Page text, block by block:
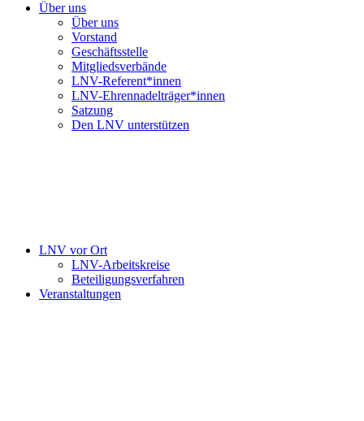
Über uns
Über uns
Vorstand
Geschäftsstelle
Mitgliedsverbände
LNV-Referent*innen
LNV-Ehrennadelträger*innen
Satzung
Den LNV unterstützen
LNV vor Ort
LNV-Arbeitskreise
Beteiligungsverfahren
Veranstaltungen